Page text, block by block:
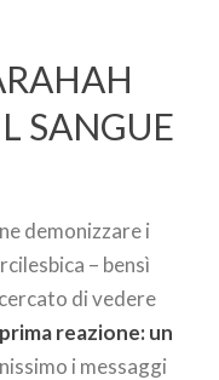
SANGUE
demonizzare i
– bensì
di vedere
reazione: un
i messaggi